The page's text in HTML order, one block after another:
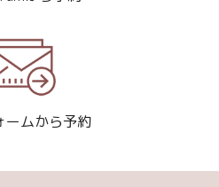
ームから予約